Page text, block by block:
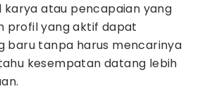
karya atau pencapaian yang
profil yang aktif dapat
baru tanpa harus mencarinya
kesempatan datang lebih